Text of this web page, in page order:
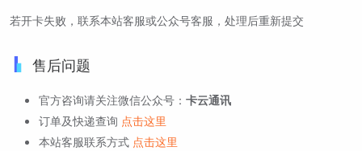
若开卡失败，联系本站客服或公众号客服，处理后重新提交
售后问题
官方咨询请关注微信公众号： 卡云通讯
订单及快递查询 点击这里
本站客服联系方式 点击这里